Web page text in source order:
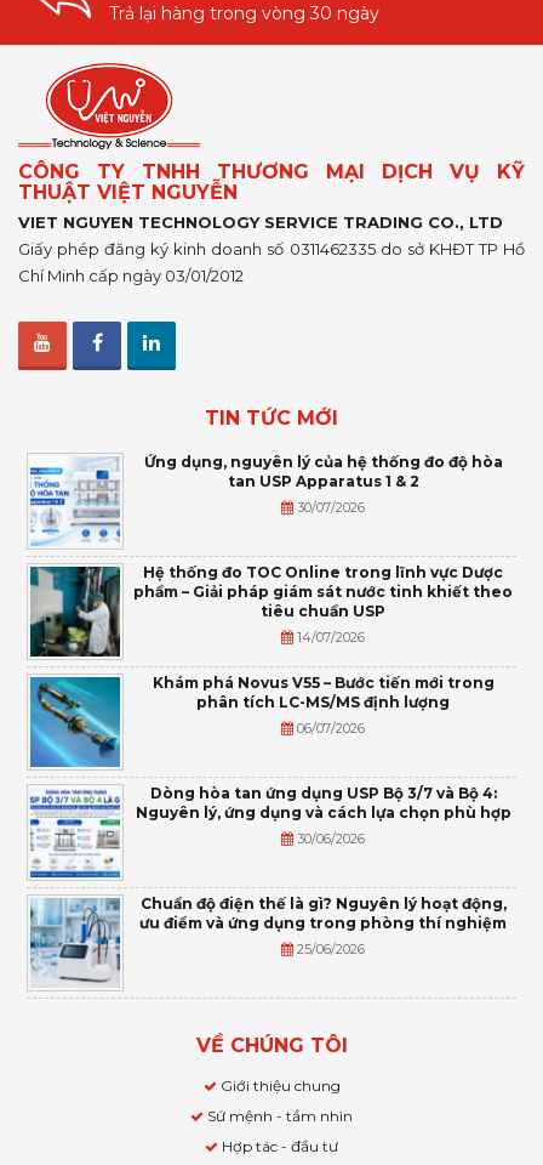
Trả lại hàng trong vòng 30 ngày
CÔNG TY TNHH THƯƠNG MẠI DỊCH VỤ KỸ
THUẬT VIỆT NGUYỄN
VIET NGUYEN TECHNOLOGY SERVICE TRADING CO., LTD
Giấy phép đăng ký kinh doanh số 0311462335 do sở KHĐT TP Hồ
Chí Minh cấp ngày 03/01/2012
TIN TỨC MỚI
Ứng dụng, nguyên lý của hệ thống đo độ hòa
tan USP Apparatus 1 & 2
30/07/2026
Hệ thống đo TOC Online trong lĩnh vực Dược
phẩm – Giải pháp giám sát nước tinh khiết theo
tiêu chuẩn USP
14/07/2026
Khám phá Novus V55 – Bước tiến mới trong
phân tích LC-MS/MS định lượng
06/07/2026
Dòng hòa tan ứng dụng USP Bộ 3/7 và Bộ 4:
Nguyên lý, ứng dụng và cách lựa chọn phù hợp
30/06/2026
Chuẩn độ điện thế là gì? Nguyên lý hoạt động,
ưu điểm và ứng dụng trong phòng thí nghiệm
25/06/2026
VỀ CHÚNG TÔI
Giới thiệu chung
Sứ mệnh - tầm nhìn
Hợp tác - đầu tư